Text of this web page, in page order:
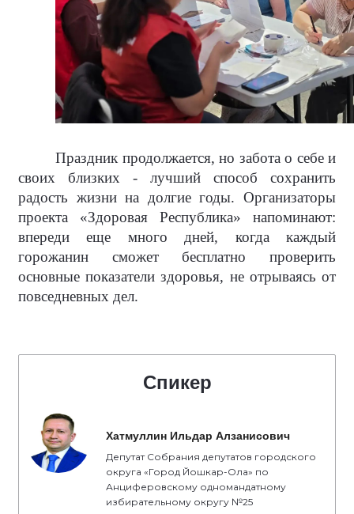
Праздник продолжается, но забота о себе и
своих близких - лучший способ сохранить
радость жизни на долгие годы. Организаторы
проекта «Здоровая Республика» напоминают:
впереди еще много дней, когда каждый
горожанин сможет бесплатно проверить
основные показатели здоровья, не отрываясь от
повседневных дел.
Спикер
Хатмуллин Ильдар Алзанисович
Депутат Собрания депутатов городского
округа «Город Йошкар-Ола» по
Анциферовскому одномандатному
избирательному округу №25